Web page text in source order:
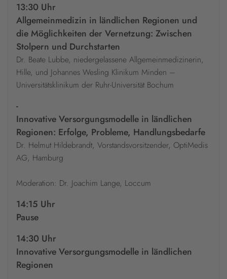
13:30 Uhr
Allgemeinmedizin in ländlichen Regionen und
die Möglichkeiten der Vernetzung: Zwischen
Stolpern und Durchstarten
Dr. Beate Lubbe, niedergelassene Allgemeinmedizinerin,
Hille, und Johannes Wesling Klinikum Minden –
Universitätsklinikum der Ruhr-Universität Bochum
-
Innovative Versorgungsmodelle in ländlichen
Regionen: Erfolge, Probleme, Handlungsbedarfe
Dr. Helmut Hildebrandt, Vorstandsvorsitzender, OptiMedis
AG, Hamburg
Moderation: Dr. Joachim Lange, Loccum
14:15 Uhr
Pause
14:30 Uhr
Innovative Versorgungsmodelle in ländlichen
Regionen